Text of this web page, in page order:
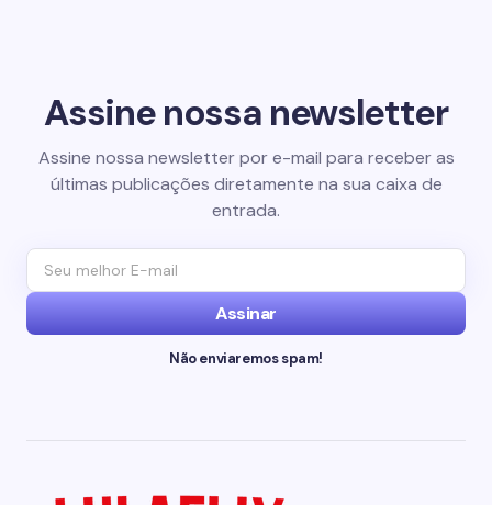
Assine nossa newsletter
Assine nossa newsletter por e-mail para receber as
últimas publicações diretamente na sua caixa de
entrada.
Assinar
Não enviaremos spam!